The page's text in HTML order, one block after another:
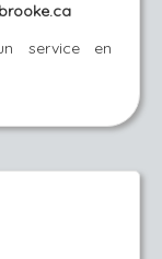
service en